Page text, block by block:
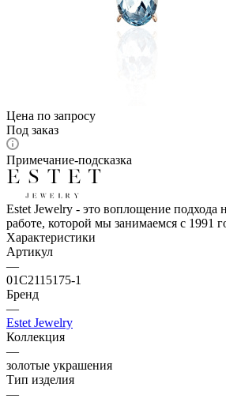
Цена по запросу
Под заказ
Примечание-подсказка
Estet Jewelry - это воплощение подхода
работе, которой мы занимаемся с 1991
Характеристики
Артикул
—
01С2115175-1
Бренд
—
Estet Jewelry
Коллекция
—
золотые украшения
Тип изделия
—